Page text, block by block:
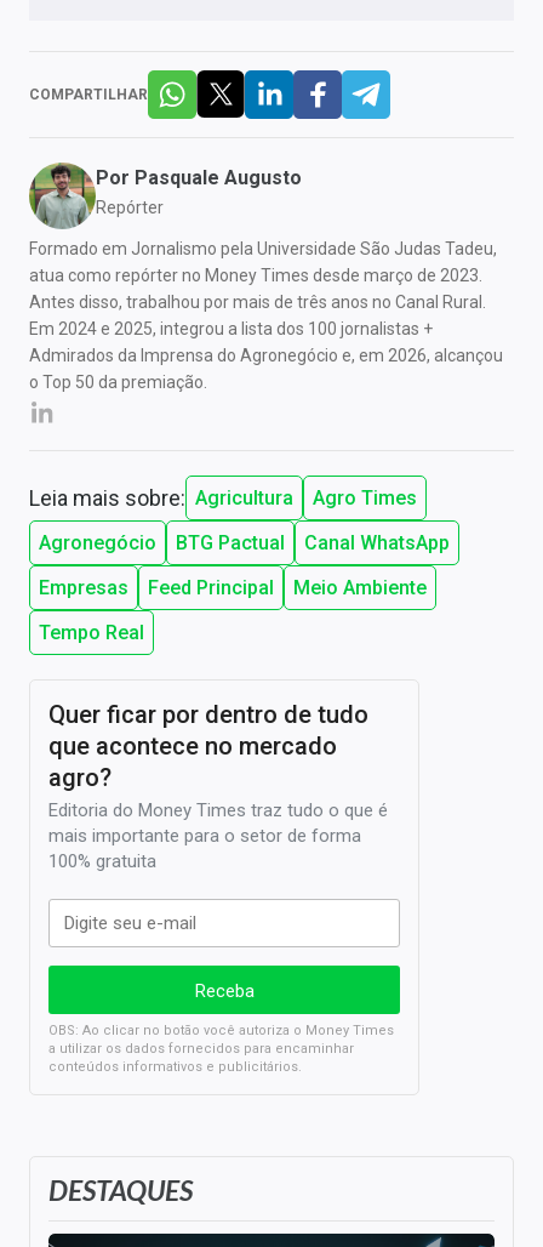
COMPARTILHAR
Por Pasquale Augusto
Repórter
Formado em Jornalismo pela Universidade São Judas Tadeu,
atua como repórter no Money Times desde março de 2023.
Antes disso, trabalhou por mais de três anos no Canal Rural.
Em 2024 e 2025, integrou a lista dos 100 jornalistas +
Admirados da Imprensa do Agronegócio e, em 2026, alcançou
o Top 50 da premiação.
Leia mais sobre: Agricultura
Agro Times
Agronegócio
BTG Pactual
Canal WhatsApp
Empresas
Feed Principal
Meio Ambiente
Tempo Real
DESTAQUES
Quer ficar por dentro de tudo
que acontece no mercado
agro?
Editoria do Money Times traz tudo o que é
mais importante para o setor de forma
100% gratuita
OBS: Ao clicar no botão você autoriza o Money Times
a utilizar os dados fornecidos para encaminhar
conteúdos informativos e publicitários.